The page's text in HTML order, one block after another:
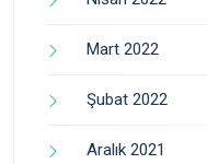
Mart 2022
Şubat 2022
Aralık 2021